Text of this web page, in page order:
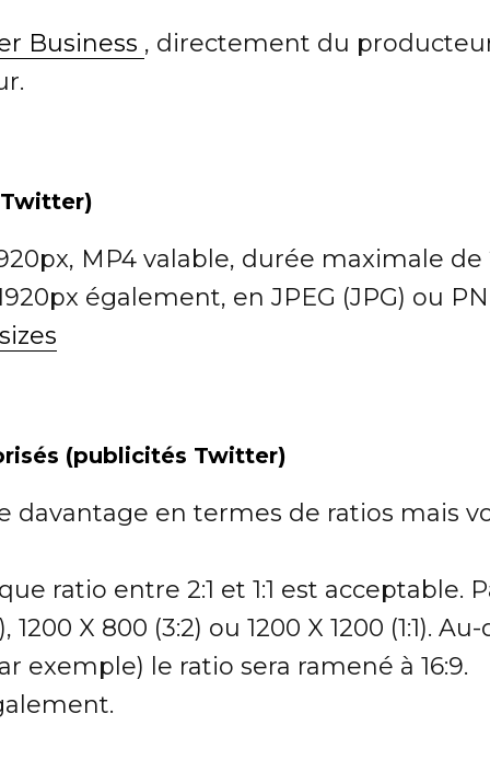
Business , directement du
MP4 valable, durée maximale
également, en JPEG (JPG) ou
(publicités Twitter)
davantage en termes de ratios mais
ratio entre 2:1 et 1:1 est acceptable.
1200 X 800 (3:2) ou 1200 X 1200 (1:1).
exemple) le ratio sera ramené à 16:9.